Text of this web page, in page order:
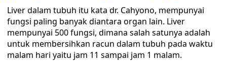
Liver dalam tubuh itu kata dr. Cahyono, mempunyai
fungsi paling banyak diantara organ lain. Liver
mempunyai 500 fungsi, dimana salah satunya adalah
untuk membersihkan racun dalam tubuh pada waktu
malam hari yaitu jam 11 sampai jam 1 malam.